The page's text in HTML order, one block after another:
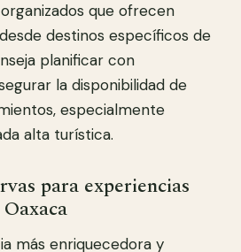
que ofrecen
destinos específicos de
planificar con
la disponibilidad de
especialmente
alta turística.
para experiencias
más enriquecedora y